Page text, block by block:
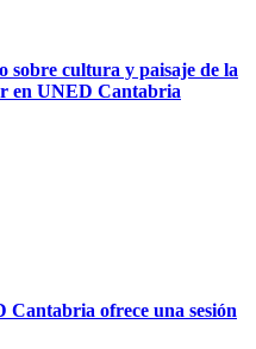
sobre cultura y paisaje de la
en UNED Cantabria
Cantabria ofrece una sesión